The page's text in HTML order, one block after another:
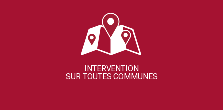
INTERVENTION
SUR TOUTES COMMUNES